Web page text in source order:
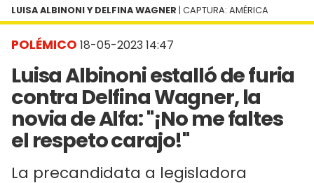
POLÉMICO 18-05-2023 14:47
Luisa Albinoni estalló de furia
contra Delfina Wagner, la
novia de Alfa: "¡No me faltes
el respeto carajo!"
La precandidata a legisladora
LUISA ALBINONI Y DELFINA WAGNER | CAPTURA: AMÉRICA